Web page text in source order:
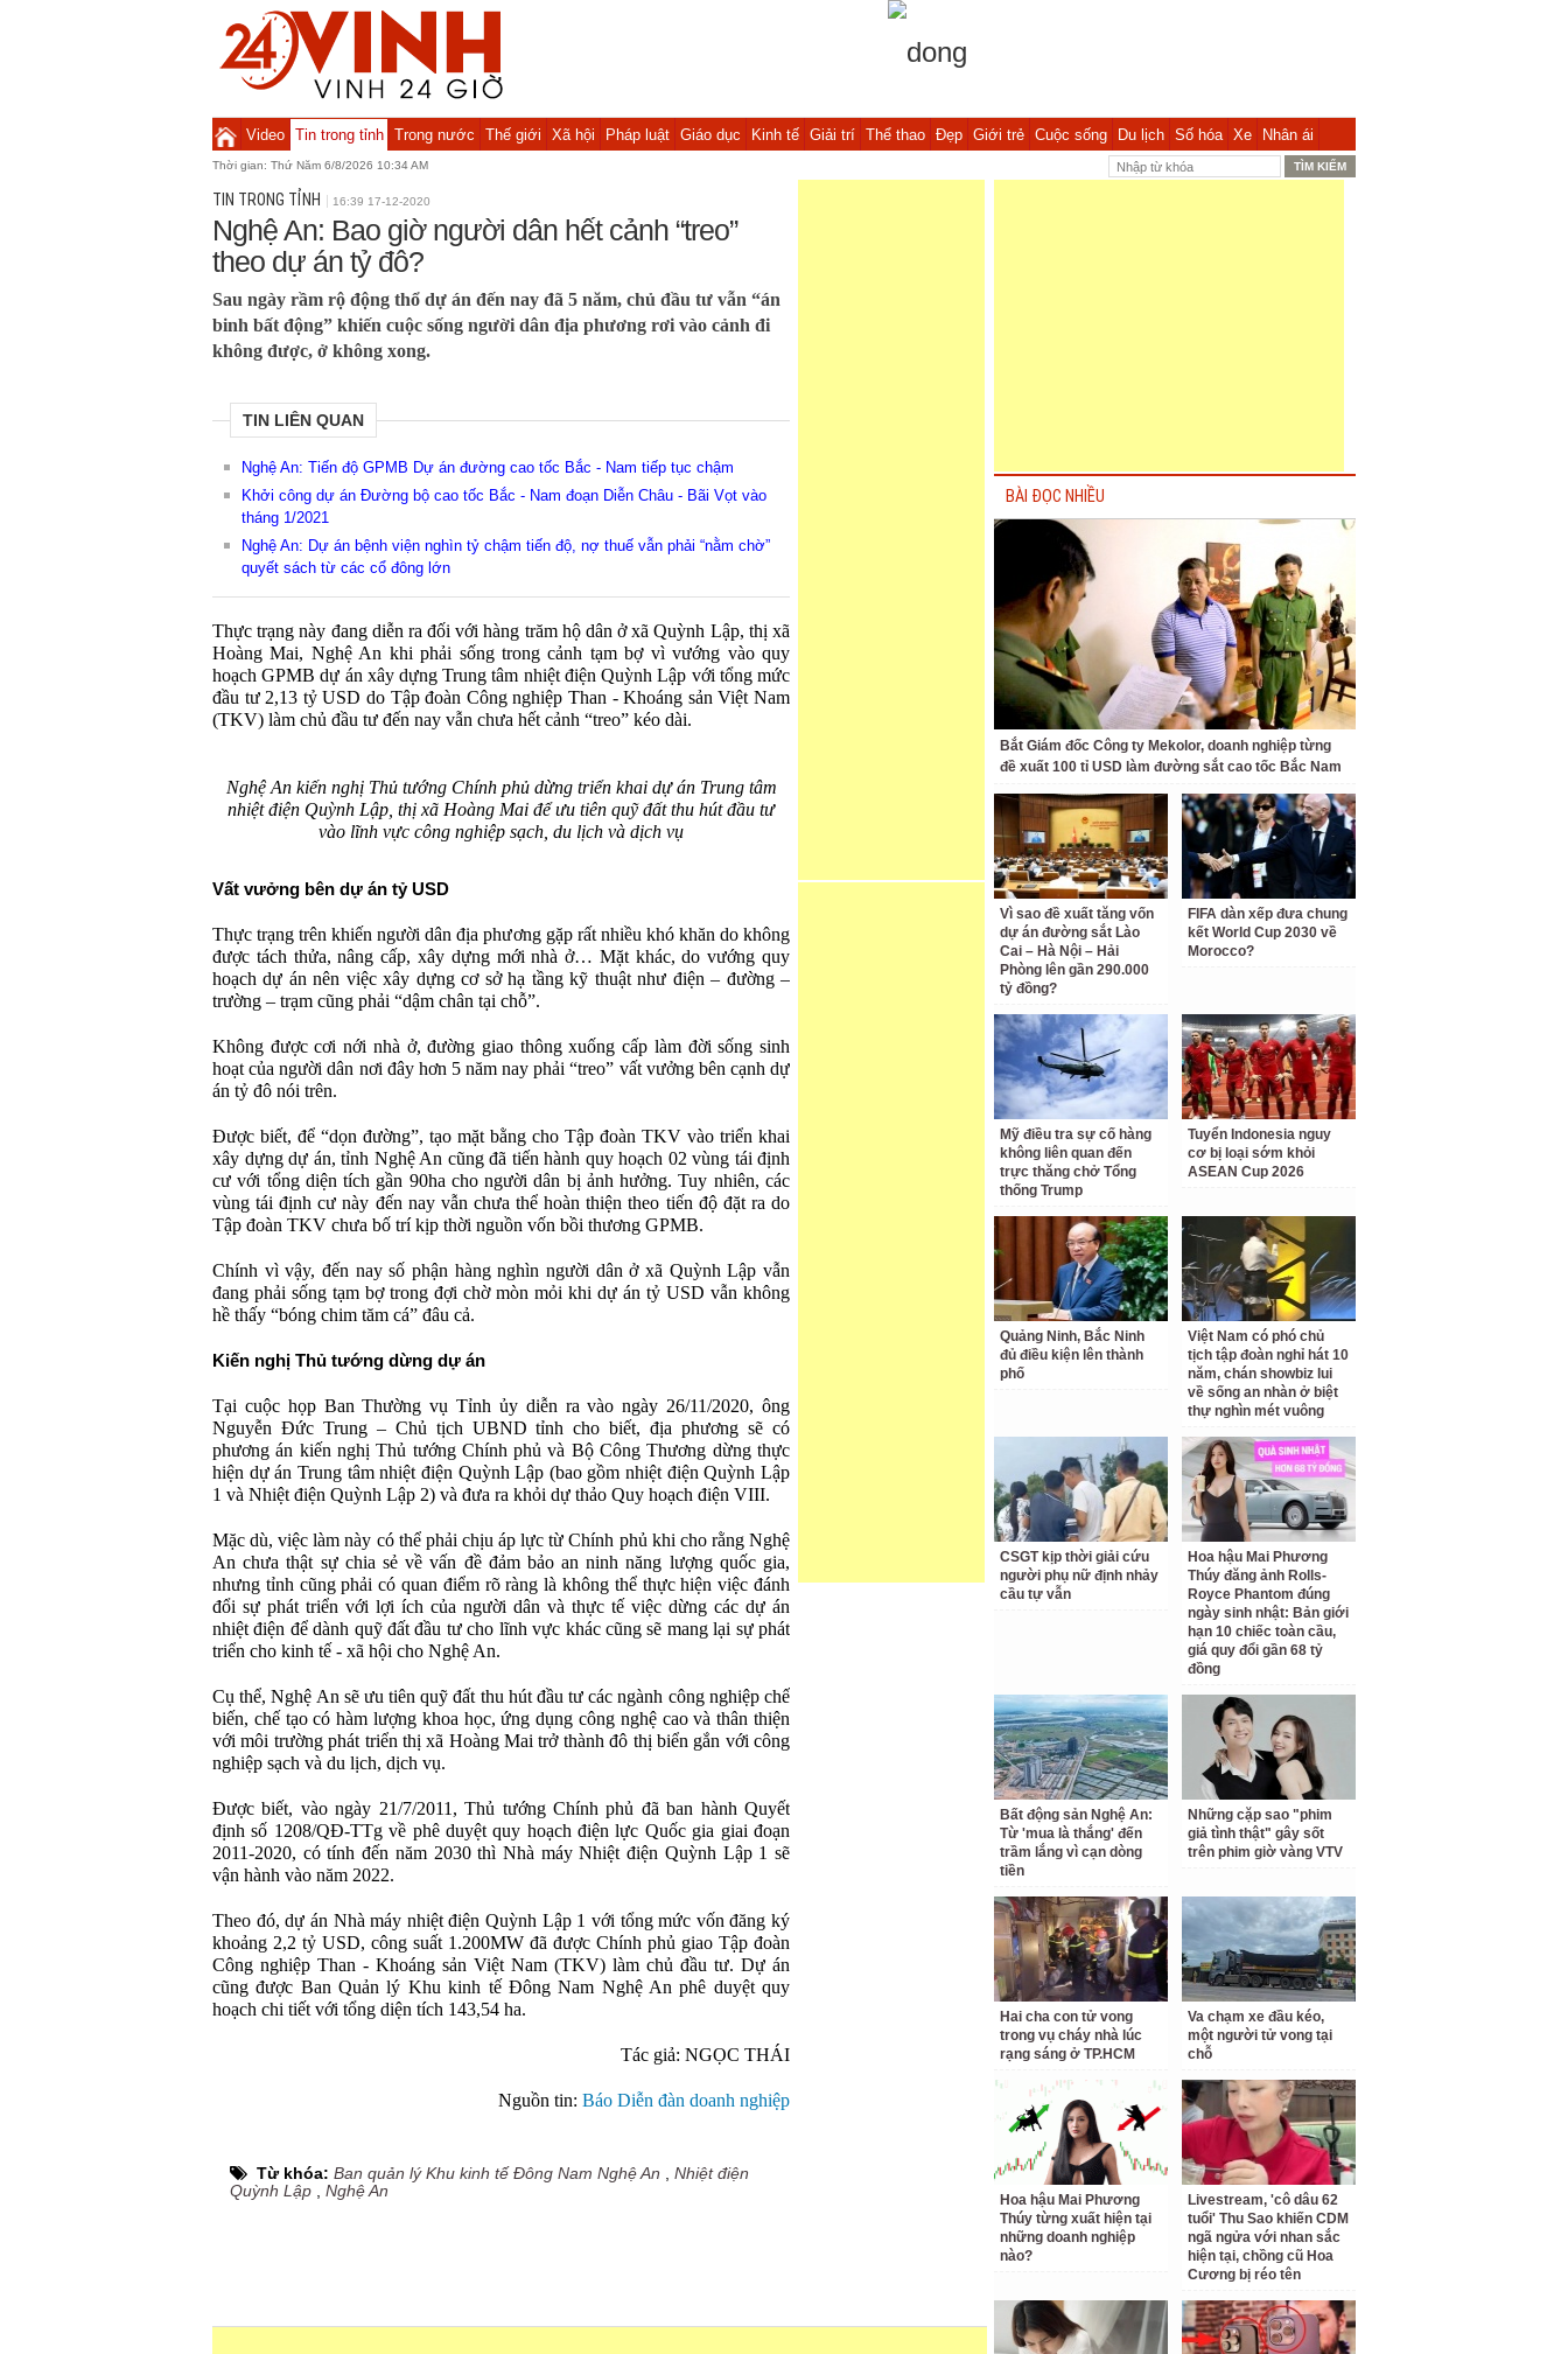
Video Tin trong tỉnh Trong nước Thế giới Xã hội Pháp luật Giáo dục Kinh tế Giải trí Thể thao Đẹp Giới trẻ Cuộc sống Du lịch Số hóa Xe Nhân ái
Thời gian: Thứ Năm 6/8/2026 10:34 AM
TIN TRONG TỈNH 16:39 17-12-2020
Nghệ An: Bao giờ người dân hết cảnh “treo”
theo dự án tỷ đô?
Sau ngày rầm rộ động thổ dự án đến nay đã 5 năm, chủ đầu tư vẫn “án
binh bất động” khiến cuộc sống người dân địa phương rơi vào cảnh đi
không được, ở không xong.
TIN LIÊN QUAN
Nghệ An: Tiến độ GPMB Dự án đường cao tốc Bắc - Nam tiếp tục chậm
Khởi công dự án Đường bộ cao tốc Bắc - Nam đoạn Diễn Châu - Bãi Vọt vào
tháng 1/2021
Nghệ An: Dự án bệnh viện nghìn tỷ chậm tiến độ, nợ thuế vẫn phải “nằm chờ”
quyết sách từ các cổ đông lớn
Thực trạng này đang diễn ra đối với hàng trăm hộ dân ở xã Quỳnh Lập, thị xã
Hoàng Mai, Nghệ An khi phải sống trong cảnh tạm bợ vì vướng vào quy
hoạch GPMB dự án xây dựng Trung tâm nhiệt điện Quỳnh Lập với tổng mức
đầu tư 2,13 tỷ USD do Tập đoàn Công nghiệp Than - Khoáng sản Việt Nam
(TKV) làm chủ đầu tư đến nay vẫn chưa hết cảnh “treo” kéo dài.
Nghệ An kiến nghị Thủ tướng Chính phủ dừng triển khai dự án Trung tâm
nhiệt điện Quỳnh Lập, thị xã Hoàng Mai để ưu tiên quỹ đất thu hút đầu tư
vào lĩnh vực công nghiệp sạch, du lịch và dịch vụ
Vất vưởng bên dự án tỷ USD
Thực trạng trên khiến người dân địa phương gặp rất nhiều khó khăn do không
được tách thửa, nâng cấp, xây dựng mới nhà ở… Mặt khác, do vướng quy
hoạch dự án nên việc xây dựng cơ sở hạ tầng kỹ thuật như điện – đường –
trường – trạm cũng phải “dậm chân tại chỗ”.
Không được cơi nới nhà ở, đường giao thông xuống cấp làm đời sống sinh
hoạt của người dân nơi đây hơn 5 năm nay phải “treo” vất vưởng bên cạnh dự
án tỷ đô nói trên.
Được biết, để “dọn đường”, tạo mặt bằng cho Tập đoàn TKV vào triển khai
xây dựng dự án, tỉnh Nghệ An cũng đã tiến hành quy hoạch 02 vùng tái định
cư với tổng diện tích gần 90ha cho người dân bị ảnh hưởng. Tuy nhiên, các
vùng tái định cư này đến nay vẫn chưa thể hoàn thiện theo tiến độ đặt ra do
Tập đoàn TKV chưa bố trí kịp thời nguồn vốn bồi thương GPMB.
Chính vì vậy, đến nay số phận hàng nghìn người dân ở xã Quỳnh Lập vẫn
đang phải sống tạm bợ trong đợi chờ mòn mỏi khi dự án tỷ USD vẫn không
hề thấy “bóng chim tăm cá” đâu cả.
Kiến nghị Thủ tướng dừng dự án
Tại cuộc họp Ban Thường vụ Tỉnh ủy diễn ra vào ngày 26/11/2020, ông
Nguyễn Đức Trung – Chủ tịch UBND tỉnh cho biết, địa phương sẽ có
phương án kiến nghị Thủ tướng Chính phủ và Bộ Công Thương dừng thực
hiện dự án Trung tâm nhiệt điện Quỳnh Lập (bao gồm nhiệt điện Quỳnh Lập
1 và Nhiệt điện Quỳnh Lập 2) và đưa ra khỏi dự thảo Quy hoạch điện VIII.
Mặc dù, việc làm này có thể phải chịu áp lực từ Chính phủ khi cho rằng Nghệ
An chưa thật sự chia sẻ về vấn đề đảm bảo an ninh năng lượng quốc gia,
nhưng tỉnh cũng phải có quan điểm rõ ràng là không thể thực hiện việc đánh
đổi sự phát triển với lợi ích của người dân và thực tế việc dừng các dự án
nhiệt điện để dành quỹ đất đầu tư cho lĩnh vực khác cũng sẽ mang lại sự phát
triển cho kinh tế - xã hội cho Nghệ An.
Cụ thể, Nghệ An sẽ ưu tiên quỹ đất thu hút đầu tư các ngành công nghiệp chế
biến, chế tạo có hàm lượng khoa học, ứng dụng công nghệ cao và thân thiện
với môi trường phát triển thị xã Hoàng Mai trở thành đô thị biển gắn với công
nghiệp sạch và du lịch, dịch vụ.
Được biết, vào ngày 21/7/2011, Thủ tướng Chính phủ đã ban hành Quyết
định số 1208/QĐ-TTg về phê duyệt quy hoạch điện lực Quốc gia giai đoạn
2011-2020, có tính đến năm 2030 thì Nhà máy Nhiệt điện Quỳnh Lập 1 sẽ
vận hành vào năm 2022.
Theo đó, dự án Nhà máy nhiệt điện Quỳnh Lập 1 với tổng mức vốn đăng ký
khoảng 2,2 tỷ USD, công suất 1.200MW đã được Chính phủ giao Tập đoàn
Công nghiệp Than - Khoáng sản Việt Nam (TKV) làm chủ đầu tư. Dự án
cũng được Ban Quản lý Khu kinh tế Đông Nam Nghệ An phê duyệt quy
hoạch chi tiết với tổng diện tích 143,54 ha.
Tác giả: NGỌC THÁI
Nguồn tin: Báo Diễn đàn doanh nghiệp
Từ khóa: Ban quản lý Khu kinh tế Đông Nam Nghệ An
Nhiệt điện
Quỳnh Lập
Nghệ An
BÀI ĐỌC NHIỀU
Bắt Giám đốc Công ty Mekolor, doanh nghiệp từng
đề xuất 100 tỉ USD làm đường sắt cao tốc Bắc Nam
Vì sao đề xuất tăng vốn
dự án đường sắt Lào
Cai – Hà Nội – Hải
Phòng lên gần 290.000
tỷ đồng?
FIFA dàn xếp đưa chung
kết World Cup 2030 về
Morocco?
Mỹ điều tra sự cố hàng
không liên quan đến
trực thăng chở Tổng
thống Trump
Tuyển Indonesia nguy
cơ bị loại sớm khỏi
ASEAN Cup 2026
Quảng Ninh, Bắc Ninh
đủ điều kiện lên thành
phố
Việt Nam có phó chủ
tịch tập đoàn nghỉ hát 10
năm, chán showbiz lui
về sống an nhàn ở biệt
thự nghìn mét vuông
CSGT kịp thời giải cứu
người phụ nữ định nhảy
cầu tự vẫn
Hoa hậu Mai Phương
Thúy đăng ảnh Rolls-
Royce Phantom đúng
ngày sinh nhật: Bản giới
hạn 10 chiếc toàn cầu,
giá quy đổi gần 68 tỷ
đồng
Bất động sản Nghệ An:
Từ 'mua là thắng' đến
trầm lắng vì cạn dòng
tiền
Những cặp sao "phim
giả tình thật" gây sốt
trên phim giờ vàng VTV
Hai cha con tử vong
trong vụ cháy nhà lúc
rạng sáng ở TP.HCM
Va chạm xe đầu kéo,
một người tử vong tại
chỗ
Hoa hậu Mai Phương
Thúy từng xuất hiện tại
những doanh nghiệp
nào?
Livestream, 'cô dâu 62
tuổi' Thu Sao khiến CDM
ngã ngửa với nhan sắc
hiện tại, chồng cũ Hoa
Cương bị réo tên